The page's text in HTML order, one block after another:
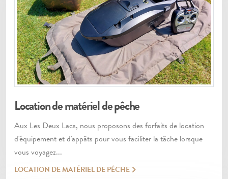
Location de matériel de pêche
Aux Les Deux Lacs, nous proposons des forfaits de location
d'équipement et d'appâts pour vous faciliter la tâche lorsque
vous voyagez...
LOCATION DE MATÉRIEL DE PÊCHE